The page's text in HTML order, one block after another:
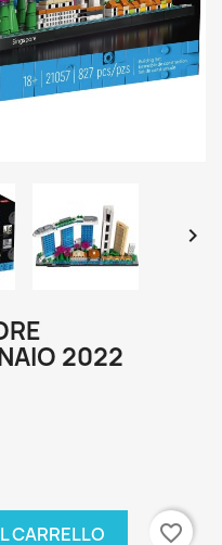

2022
CARRELLO favorite_border